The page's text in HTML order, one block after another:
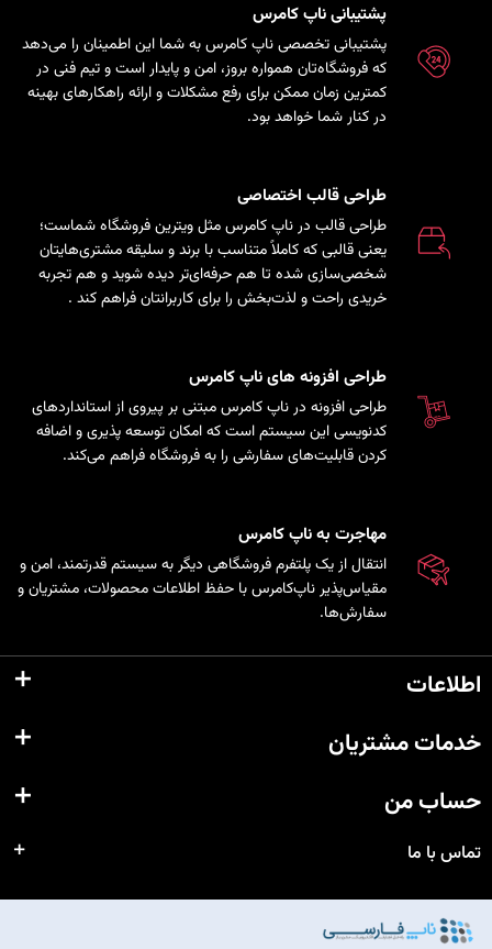
پشتیبانی ناپ کامرس
پشتیبانی تخصصی ناپ کامرس به شما این اطمینان را می‌دهد
که فروشگاه‌تان همواره بروز، امن و پایدار است و تیم فنی در
کمترین زمان ممکن برای رفع مشکلات و ارائه راهکارهای بهینه
در کنار شما خواهد بود.
طراحی قالب اختصاصی
طراحی قالب در ناپ کامرس مثل ویترین فروشگاه شماست؛
یعنی قالبی که کاملاً متناسب با برند و سلیقه مشتری‌هایتان
شخصی‌سازی شده تا هم حرفه‌ای‌تر دیده شوید و هم تجربه
خریدی راحت و لذت‌بخش را برای کاربرانتان فراهم کند .
طراحی افزونه های ناپ کامرس
طراحی افزونه در ناپ کامرس مبتنی بر پیروی از استانداردهای
کدنویسی این سیستم است که امکان توسعه پذیری و اضافه
کردن قابلیت‌های سفارشی را به فروشگاه فراهم می‌کند.
مهاجرت به ناپ کامرس
انتقال از یک پلتفرم فروشگاهی دیگر به سیستم قدرتمند، امن و
مقیاس‌پذیر ناپ‌کامرس با حفظ اطلاعات محصولات، مشتریان و
سفارش‌ها.
اطلاعات
خدمات مشتریان
حساب من
تماس با ما